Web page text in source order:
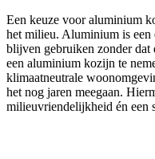
Een keuze voor aluminium
het milieu. Aluminium is
blijven gebruiken zonder dat
een aluminium kozijn te
klimaatneutrale
het nog jaren meegaan.
milieuvriendelijkheid én een